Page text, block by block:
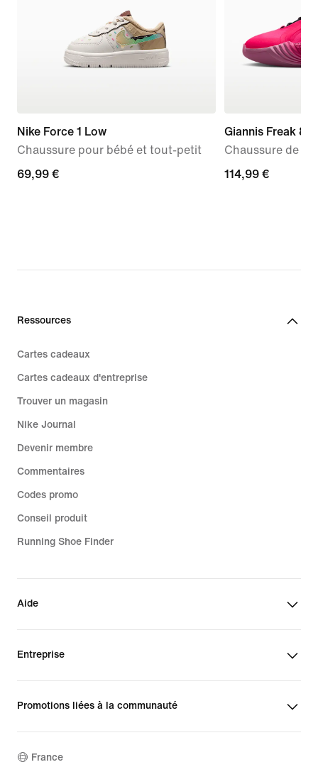
Nike Force 1 Low
Chaussure pour bébé et tout-petit
69,99 €
69,99 €
Giannis Freak 8
Chaussure de
114,99 €
114,99 €
Ressources
Cartes cadeaux
Cartes cadeaux d'entreprise
Trouver un magasin
Nike Journal
Devenir membre
Commentaires
Codes promo
Conseil produit
Running Shoe Finder
Aide
Entreprise
Promotions liées à la communauté
France